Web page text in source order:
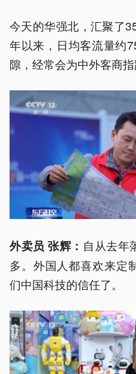
今天的华强北，汇聚了
年以来，日均客流量约
隙，经常会为中外客商指
外卖员 张辉： 自从去年
多。外国人都喜欢来定
们中国科技的信任了。